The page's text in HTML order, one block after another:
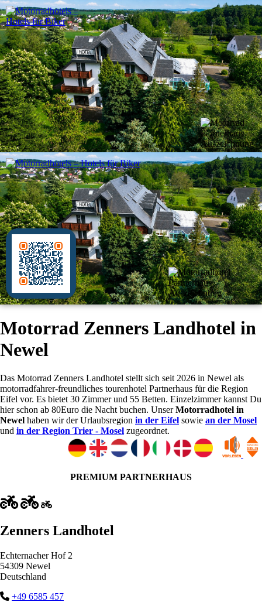
Motorrad Zenners Landhotel in
Newel
Das Motorrad Zenners Landhotel stellt sich seit 2026 in Newel als
motorradfahrer-freundliches tourenhotel Partnerhaus für die Region
Eifel vor. Es bietet 30 Zimmer und 55 Betten. Einzelzimmer kannst Du
hier schon ab 80Euro die Nacht buchen. UnserMotorradhotel in
Newel haben wir der Urlaubsregion in der Eifel sowie an der Mosel
und in der Region Trier - Mosel zugeordnet.
PREMIUM PARTNERHAUS
Zenners Landhotel
Echternacher Hof 2
54309 Newel
Deutschland
+49 6585 457